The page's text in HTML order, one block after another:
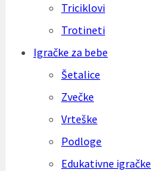
Triciklovi
Trotineti
Igračke za bebe
Šetalice
Zvečke
Vrteške
Podloge
Edukativne igračke